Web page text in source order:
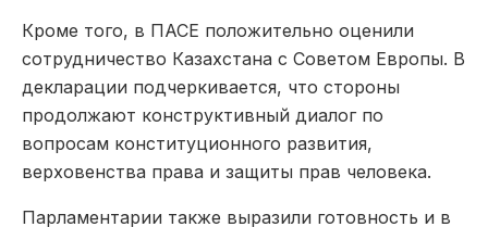
Кроме того, в ПАСЕ положительно оценили
сотрудничество Казахстана с Советом Европы. В
декларации подчеркивается, что стороны
продолжают конструктивный диалог по
вопросам конституционного развития,
верховенства права и защиты прав человека.
Парламентарии также выразили готовность и в